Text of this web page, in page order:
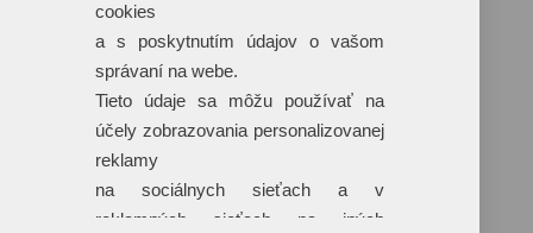
cookies
a s poskytnutím údajov o vašom
správaní na webe.
Tieto údaje sa môžu používať na
účely zobrazovania personalizovanej
reklamy
na sociálnych sieťach a v
reklamných sieťach na iných